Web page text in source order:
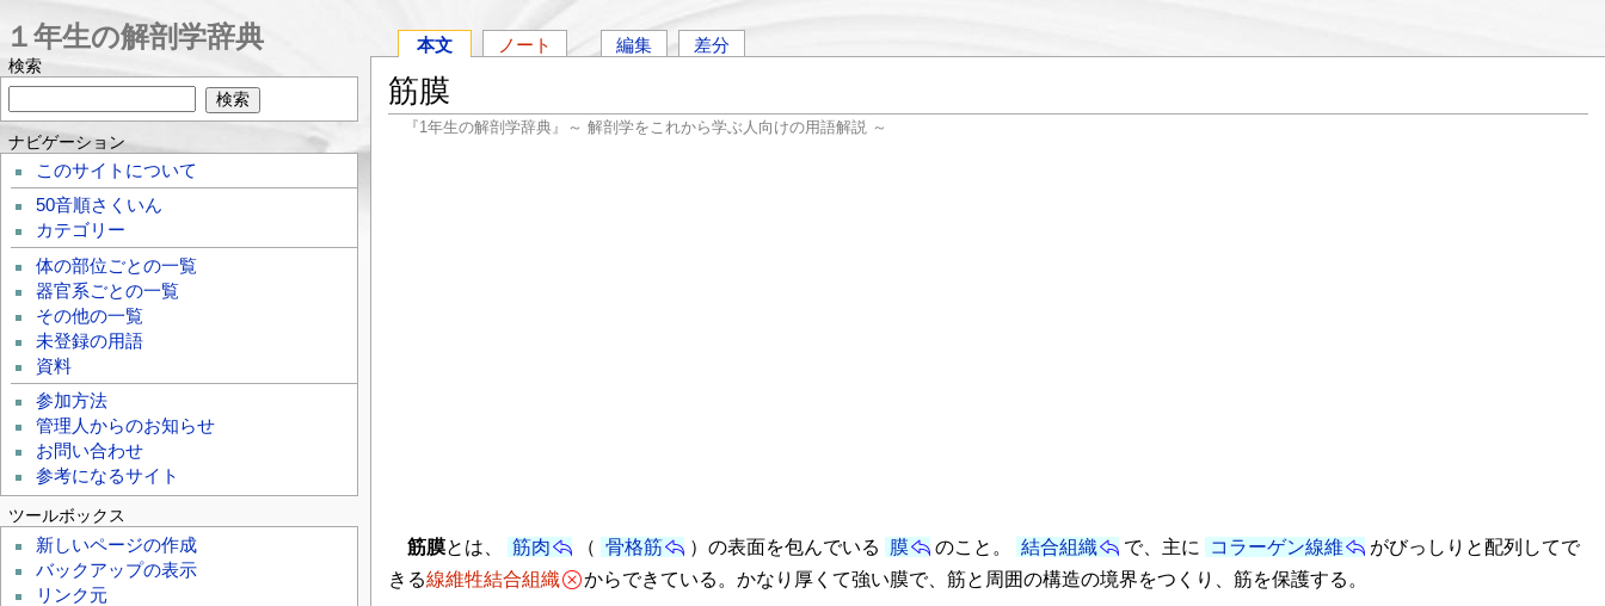
本文 ノート 編集 差分
筋膜
『1年生の解剖学辞典』～ 解剖学をこれから学ぶ人向けの用語解説 ～
筋膜とは、 筋肉 （ 骨格筋 ）の表面を包んでいる 膜 のこと。 結合組織 で、主に コラーゲン線維
がびっしりと配列してで
きる線維牲結合組織 からできている。かなり厚くて強い膜で、筋と周囲の構造の境界をつくり、筋を保護する。
１年生の解剖学辞典
検索
ナビゲーション
このサイトについて
50音順さくいん
カテゴリー
体の部位ごとの一覧
器官系ごとの一覧
その他の一覧
未登録の用語
資料
参加方法
管理人からのお知らせ
お問い合わせ
参考になるサイト
ツールボックス
新しいページの作成
バックアップの表示
リンク元